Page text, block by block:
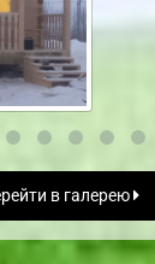
в галерею